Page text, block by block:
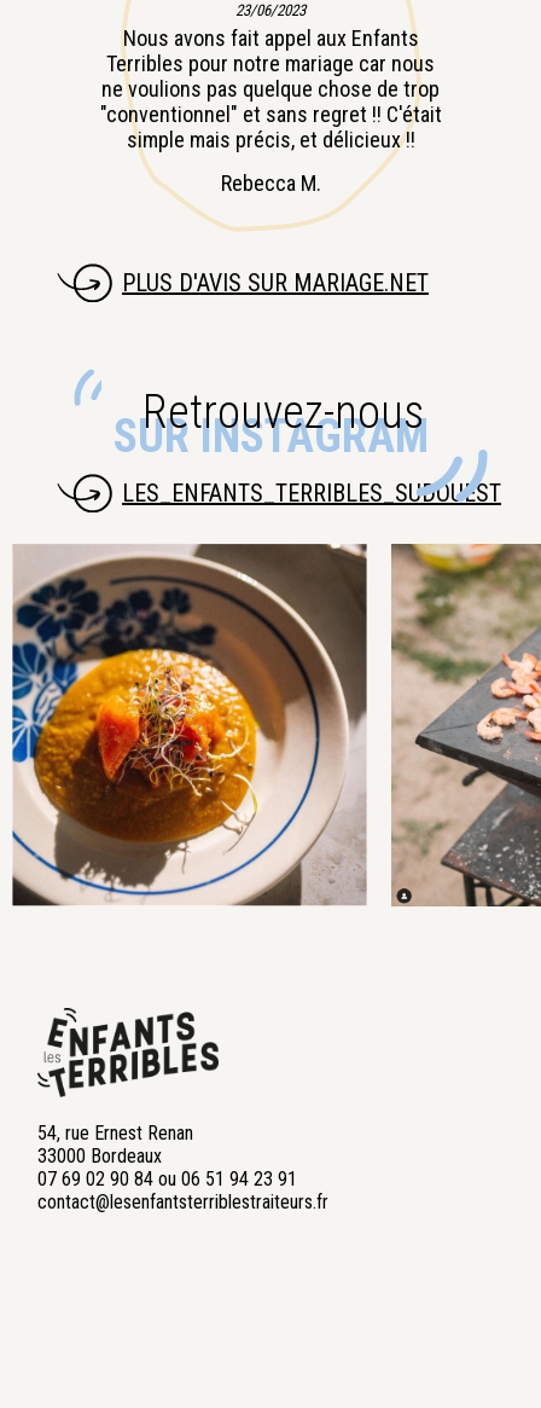
23/06/2023
Nous avons fait appel aux Enfants
Terribles pour notre mariage car nous
ne voulions pas quelque chose de trop
"conventionnel" et sans regret !! C'était
simple mais précis, et délicieux !!
Rebecca M.
PLUS D'AVIS SUR MARIAGE.NET
Retrouvez-nous
SUR INSTAGRAM
LES_ENFANTS_TERRIBLES_SUDOUEST
54, rue Ernest Renan
33000 Bordeaux
07 69 02 90 84 ou 06 51 94 23 91
contact@lesenfantsterriblestraiteurs.fr